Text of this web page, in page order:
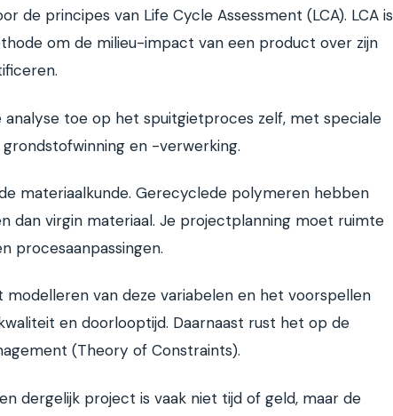
de principes van Life Cycle Assessment (LCA). LCA is
om de milieu-impact van een product over zijn
analyse toe op het spuitgietproces zelf, met speciale
en -verwerking.
materiaalkunde. Gerecyclede polymeren hebben
dan virgin materiaal. Je projectplanning moet ruimte
procesaanpassingen.
van deze variabelen en het voorspellen
en doorlooptijd. Daarnaast rust het op de
(Theory of Constraints).
dergelijk project is vaak niet tijd of geld, maar de